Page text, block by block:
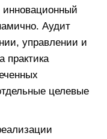
инновационный
Аудит
управлении и
практика
целевые